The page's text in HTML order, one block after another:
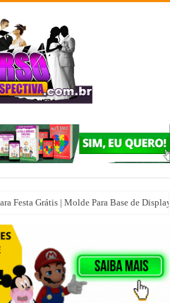
Festa Grátis | Molde Para Base de